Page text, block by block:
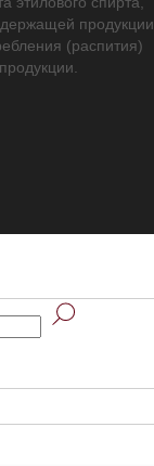
продукции
(распития)